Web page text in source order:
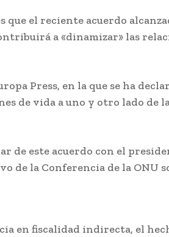
que el reciente acuerdo
a «dinamizar» las
Press, en la que se ha
de vida a uno y otro lado de
de este acuerdo con el
de la Conferencia de la ONU
en fiscalidad indirecta, el